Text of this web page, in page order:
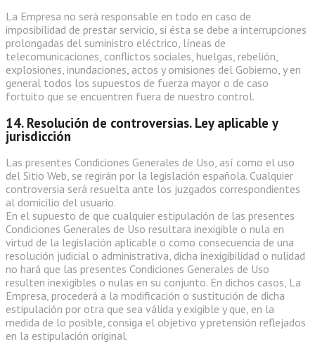
La Empresa no será responsable en todo en caso de
imposibilidad de prestar servicio, si ésta se debe a interrupciones
prolongadas del suministro eléctrico, líneas de
telecomunicaciones, conflictos sociales, huelgas, rebelión,
explosiones, inundaciones, actos y omisiones del Gobierno, y en
general todos los supuestos de fuerza mayor o de caso
fortuito que se encuentren fuera de nuestro control.
14. Resolución de controversias. Ley aplicable y
jurisdicción
Las presentes Condiciones Generales de Uso, así como el uso
del Sitio Web, se regirán por la legislación española. Cualquier
controversia será resuelta ante los juzgados correspondientes
al domicilio del usuario.
En el supuesto de que cualquier estipulación de las presentes
Condiciones Generales de Uso resultara inexigible o nula en
virtud de la legislación aplicable o como consecuencia de una
resolución judicial o administrativa, dicha inexigibilidad o nulidad
no hará que las presentes Condiciones Generales de Uso
resulten inexigibles o nulas en su conjunto. En dichos casos, La
Empresa, procederá a la modificación o sustitución de dicha
estipulación por otra que sea válida y exigible y que, en la
medida de lo posible, consiga el objetivo y pretensión reflejados
en la estipulación original.